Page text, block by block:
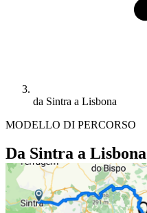
da Sintra a Lisbona
MODELLO DI PERCORSO
Da Sintra a Lisbona